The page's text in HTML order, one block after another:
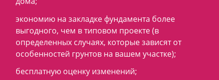
экономию на закладке фундамента более
выгодного, чем в типовом проекте (в
определенных случаях, которые зависят от
особенностей грунтов на вашем участке);
бесплатную оценку изменений;